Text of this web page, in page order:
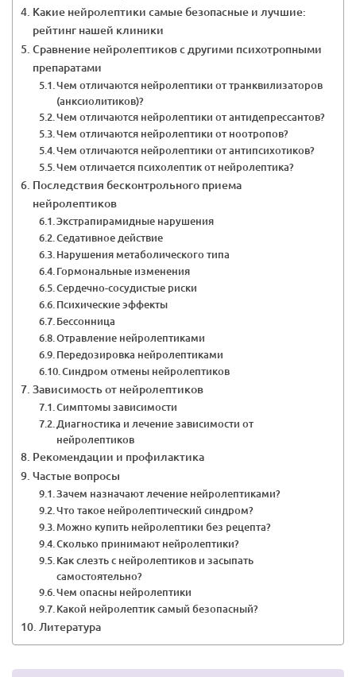
Какие нейролептики самые безопасные и лучшие:
рейтинг нашей клиники
Сравнение нейролептиков с другими психотропными
препаратами
Чем отличаются нейролептики от транквилизаторов
(анксиолитиков)?
Чем отличаются нейролептики от антидепрессантов?
Чем отличаются нейролептики от ноотропов?
Чем отличаются нейролептики от антипсихотиков?
Чем отличается психолептик от нейролептика?
Последствия бесконтрольного приема
нейролептиков
Экстрапирамидные нарушения
Седативное действие
Нарушения метаболического типа
Гормональные изменения
Сердечно-сосудистые риски
Психические эффекты
Бессонница
Отравление нейролептиками
Передозировка нейролептиками
Синдром отмены нейролептиков
Зависимость от нейролептиков
Симптомы зависимости
Диагностика и лечение зависимости от
нейролептиков
Рекомендации и профилактика
Частые вопросы
Зачем назначают лечение нейролептиками?
Что такое нейролептический синдром?
Можно купить нейролептики без рецепта?
Сколько принимают нейролептики?
Как слезть с нейролептиков и засыпать
самостоятельно?
Чем опасны нейролептики
Какой нейролептик самый безопасный?
Литература